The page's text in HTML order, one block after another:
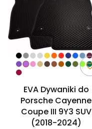
EVA Dywaniki do
Porsche Cayenne
Coupe III 9Y3 SUV
(2018-2024)